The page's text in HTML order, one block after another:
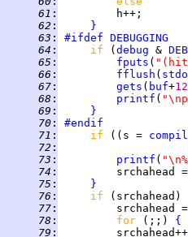
  61
:
  62
:
}
  63
: #ifdef DEBUGGING
  64
: if ( debug &
  65
: fputs ( "(hit
  66
: fflush (
  67
: gets ( buf+
  68
: printf (
  69
:
}
  70
:
#endif
  71
: if ((s =
  72
:
  73
: printf (
  74
:
srchahead
  75
:
}
  76
: if
(srchahead)
  77
:
  78
: for (;;) {
  79
: